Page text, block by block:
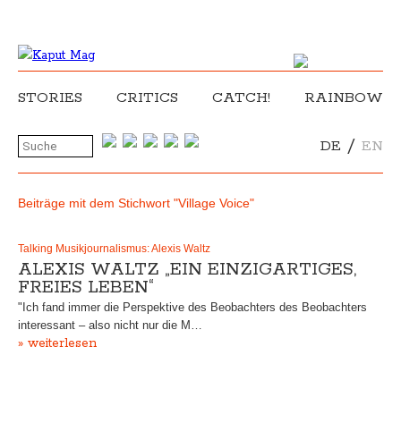
STORIES CRITICS CATCH! RAINBOW
DE / EN
Beiträge mit dem Stichwort "Village Voice"
Talking Musikjournalismus: Alexis Waltz
ALEXIS WALTZ „EIN EINZIGARTIGES,
FREIES LEBEN“
"Ich fand immer die Perspektive des Beobachters des Beobachters
interessant – also nicht nur die M…
» weiterlesen